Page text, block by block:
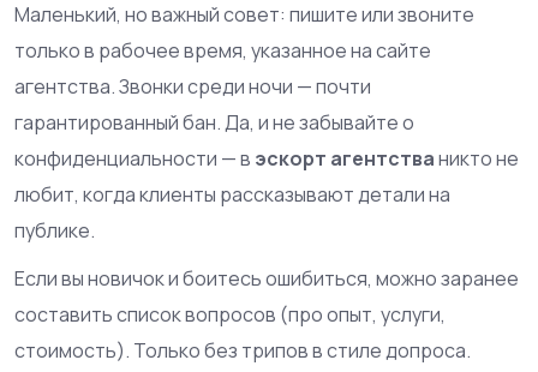
Маленький, но важный совет: пишите или звоните
только в рабочее время, указанное на сайте
агентства. Звонки среди ночи — почти
гарантированный бан. Да, и не забывайте о
конфиденциальности — в эскорт агентстваникто не
любит, когда клиенты рассказывают детали на
публике.
Если вы новичок и боитесь ошибиться, можно заранее
составить список вопросов (про опыт, услуги,
стоимость). Только без трипов в стиле допроса.